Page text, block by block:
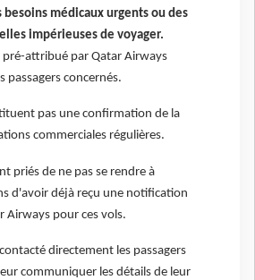
besoins médicaux urgents ou des
impérieuses de voyager.
pré-attribué par Qatar Airways
passagers concernés.
pas une confirmation de la
commerciales régulières.
priés de ne pas se rendre à
d'avoir déjà reçu une notification
Airways pour ces vols.
directement les passagers
communiquer les détails de leur